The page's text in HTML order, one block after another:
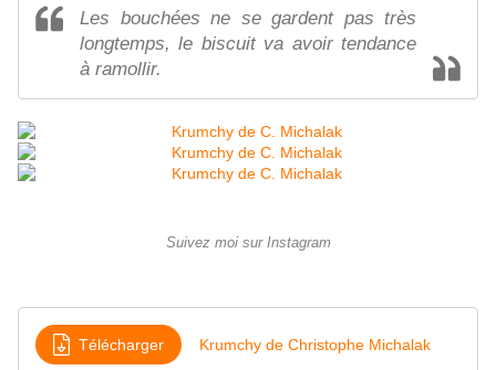
Les bouchées ne se gardent pas très
longtemps, le biscuit va avoir tendance
à ramollir.
Suivez moi sur Instagram
Télécharger Krumchy de Christophe Michalak